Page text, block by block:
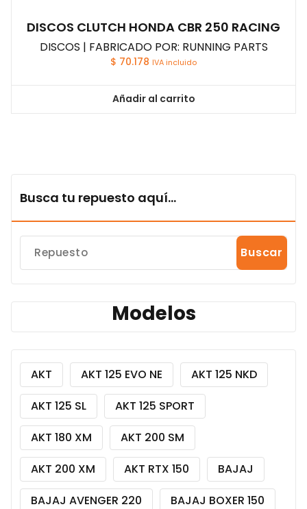
DISCOS CLUTCH HONDA CBR 250 RACING
DISCOS | FABRICADO POR: RUNNING PARTS
$ 70.178 IVA incluido
Añadir al carrito
Busca tu repuesto aquí...
Buscar
Modelos
AKT AKT 125 EVO NE
AKT 125 NKD
AKT 125 SL
AKT 125 SPORT
AKT 180 XM
AKT 200 SM
AKT 200 XM
AKT RTX 150
BAJAJ
BAJAJ AVENGER 220
BAJAJ BOXER 150